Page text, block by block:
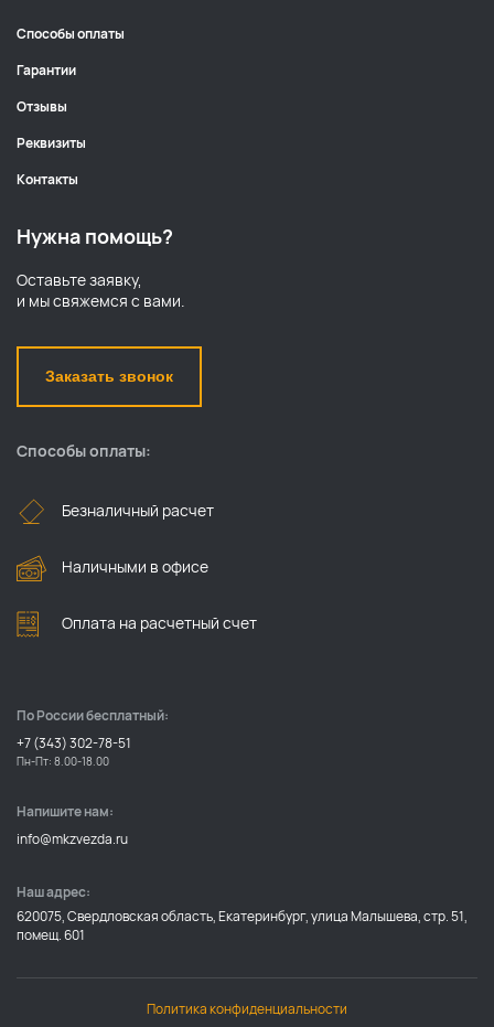
Нужна помощь?
Оставьте заявку,
и мы свяжемся с вами.
Заказать звонок
Способы оплаты
Гарантии
Отзывы
Реквизиты
Контакты
Способы оплаты:
Безналичный расчет
Наличными в офисе
Оплата на расчетный счет
По России бесплатный:
+7 (343) 302-78-51
Пн-Пт: 8.00-18.00
Напишите нам:
info@mkzvezda.ru
Наш адрес:
620075, Свердловская область, Екатеринбург, улица Малышева, стр. 51,
помещ. 601
Политика конфиденциальности